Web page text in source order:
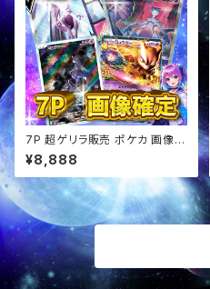
7P 超ゲリラ販売 ポケカ 画像確
定 オリパ
¥8,888